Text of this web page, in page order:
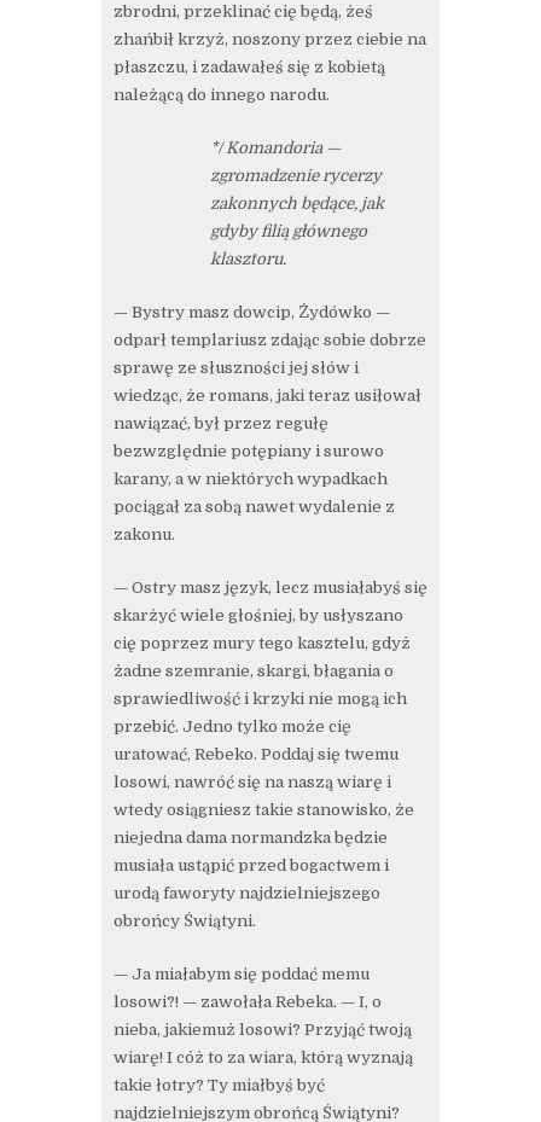
zbrodni, przeklinać cię będą, żeś
zhańbił krzyż, noszony przez ciebie na
płaszczu, i zadawałeś się z kobietą
należącą do innego narodu.
*/ Komandoria —
zgromadzenie rycerzy
zakonnych będące, jak
gdyby filią głównego
klasztoru.
— Bystry masz dowcip, Żydówko —
odparł templariusz zdając sobie dobrze
sprawę ze słuszności jej słów i
wiedząc, że romans, jaki teraz usiłował
nawiązać, był przez regułę
bezwzględnie potępiany i surowo
karany, a w niektórych wypadkach
pociągał za sobą nawet wydalenie z
zakonu.
— Ostry masz język, lecz musiałabyś się
skarżyć wiele głośniej, by usłyszano
cię poprzez mury tego kasztelu, gdyż
żadne szemranie, skargi, błagania o
sprawiedliwość i krzyki nie mogą ich
przebić. Jedno tylko może cię
uratować, Rebeko. Poddaj się twemu
losowi, nawróć się na naszą wiarę i
wtedy osiągniesz takie stanowisko, że
niejedna dama normandzka będzie
musiała ustąpić przed bogactwem i
urodą faworyty najdzielniejszego
obrońcy Świątyni.
— Ja miałabym się poddać memu
losowi?! — zawołała Rebeka. — I, o
nieba, jakiemuż losowi? Przyjąć twoją
wiarę! I cóż to za wiara, którą wyznają
takie łotry? Ty miałbyś być
najdzielniejszym obrońcą Świątyni?